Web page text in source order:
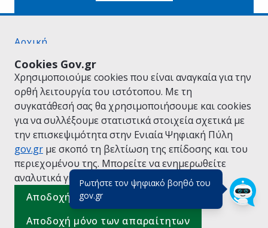
Ρωτήστε τον ψηφιακό βοηθό του
gov.gr(πάτησε για κλείσιμο)
Cookies Gov.gr
Χρησιμοποιούμε cookies που είναι αναγκαία για την
ορθή λειτουργία του ιστότοπου. Με τη
συγκατάθεσή σας θα χρησιμοποιήσουμε και cookies
για να συλλέξουμε στατιστικά στοιχεία σχετικά με
την επισκεψιμότητα στην Ενιαία Ψηφιακή Πύλη
gov.gr με σκοπό τη βελτίωση της επίδοσης και του
περιεχομένου της. Μπορείτε να ενημερωθείτε
αναλυτικά για την Πολιτική Cookies.
Αποδοχή όλων
Αποδοχή μόνο των απαραίτητων
Αρχική
Όροι Χρήσης
Πολιτική Απορρήτου
Δήλωση προσβασιμότητας
Πολιτική cookies
Προτάσεις για το gov.gr
Υλοποίηση από το Υπουργείο Ψηφιακής
Διακυβέρνησης
Ελληνικά |Αγγλικά